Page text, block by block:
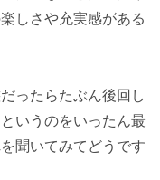
しさや充実感がある
ったらたぶん後回し
いうのをいったん最
聞いてみてどうです